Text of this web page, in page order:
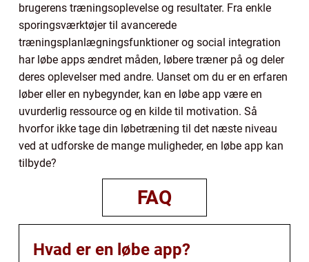
brugerens træningsoplevelse og resultater. Fra enkle
sporingsværktøjer til avancerede
træningsplanlægningsfunktioner og social integration
har løbe apps ændret måden, løbere træner på og deler
deres oplevelser med andre. Uanset om du er en erfaren
løber eller en nybegynder, kan en løbe app være en
uvurderlig ressource og en kilde til motivation. Så
hvorfor ikke tage din løbetræning til det næste niveau
ved at udforske de mange muligheder, en løbe app kan
tilbyde?
FAQ
Hvad er en løbe app?